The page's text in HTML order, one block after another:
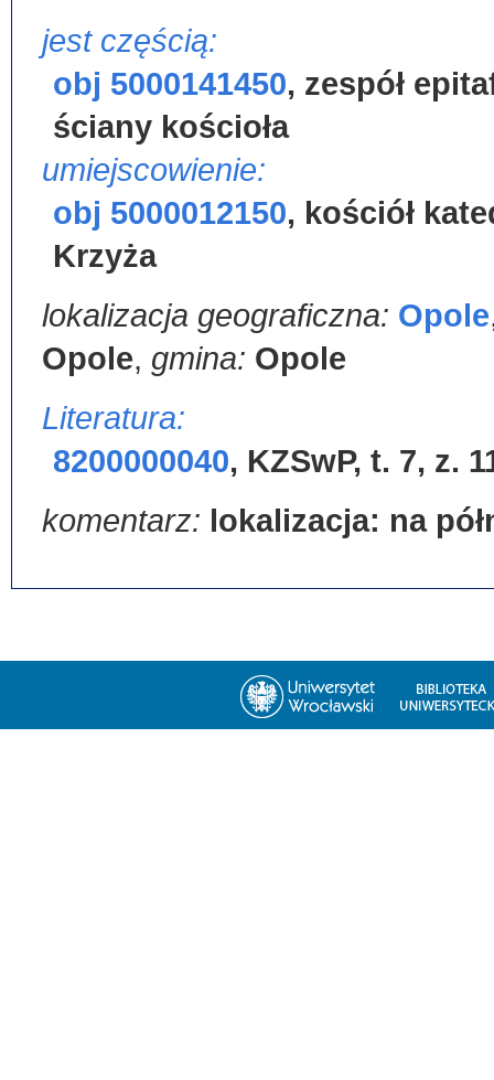
jest częścią:
obj 5000141450, zespół
ściany kościoła
umiejscowienie:
obj 5000012150, kościół
Krzyża
lokalizacja geograficzna: Opole
Opole, gmina: Opole
Literatura:
8200000040, KZSwP, t. 7, z.
komentarz: lokalizacja: na